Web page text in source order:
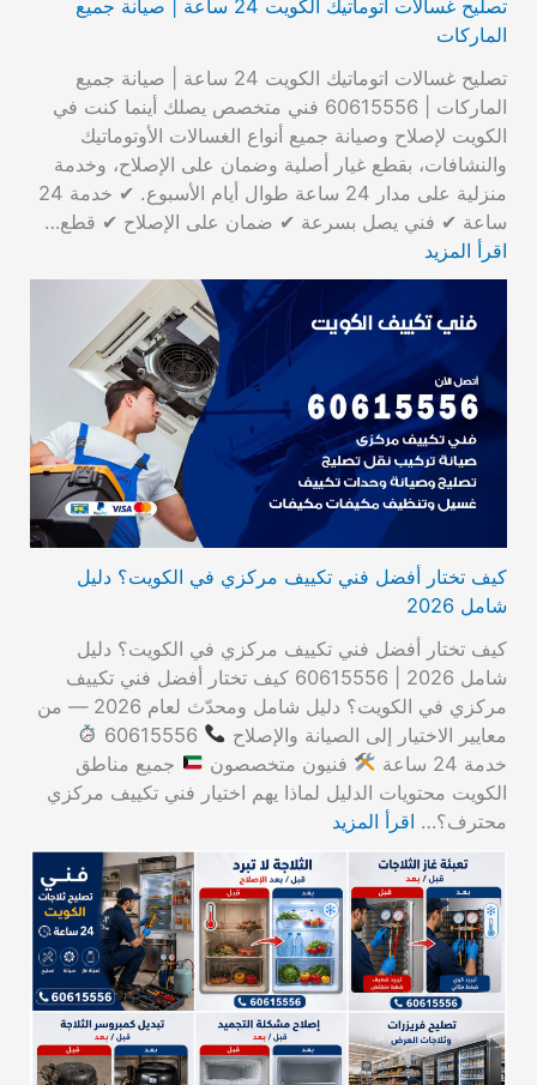
تصليح غسالات اتوماتيك الكويت 24 ساعة | صيانة جميع
الماركات
تصليح غسالات اتوماتيك الكويت 24 ساعة | صيانة جميع
الماركات | 60615556 فني متخصص يصلك أينما كنت في
الكويت لإصلاح وصيانة جميع أنواع الغسالات الأوتوماتيك
والنشافات، بقطع غيار أصلية وضمان على الإصلاح، وخدمة
منزلية على مدار 24 ساعة طوال أيام الأسبوع. ✔ خدمة 24
ساعة ✔ فني يصل بسرعة ✔ ضمان على الإصلاح ✔ قطع…
اقرأ المزيد
كيف تختار أفضل فني تكييف مركزي في الكويت؟ دليل
شامل 2026
كيف تختار أفضل فني تكييف مركزي في الكويت؟ دليل
شامل 2026 | 60615556 كيف تختار أفضل فني تكييف
مركزي في الكويت؟ دليل شامل ومحدّث لعام 2026 — من
معايير الاختيار إلى الصيانة والإصلاح
خدمة 24 ساعة
فنيون متخصصون
جميع مناطق
الكويت محتويات الدليل لماذا يهم اختيار فني تكييف مركزي
محترف؟… اقرأ المزيد